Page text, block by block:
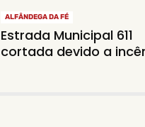
ALFÂNDEGA DA FÉ
Estrada Municipal 611
cortada devido a